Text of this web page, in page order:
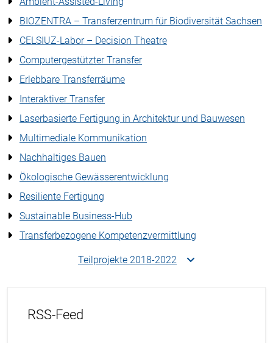
BIOZENTRA – Transferzentrum für Biodiversität Sachsen
CELSIUZ-Labor – Decision Theatre
Computergestützter Transfer
Erlebbare Transferräume
Interaktiver Transfer
Laserbasierte Fertigung in Architektur und Bauwesen
Multimediale Kommunikation
Nachhaltiges Bauen
Ökologische Gewässerentwicklung
Resiliente Fertigung
Sustainable Business-Hub
Transferbezogene Kompetenzvermittlung
Teilprojekte 2018-2022
RSS-Feed